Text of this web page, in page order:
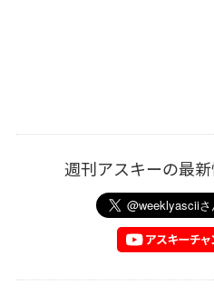
週刊アスキーの最